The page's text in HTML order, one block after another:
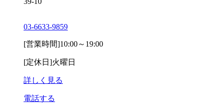
03-6633-9859
[営業時間]10:00～19:00
[定休日]火曜日
詳しく見る
電話する